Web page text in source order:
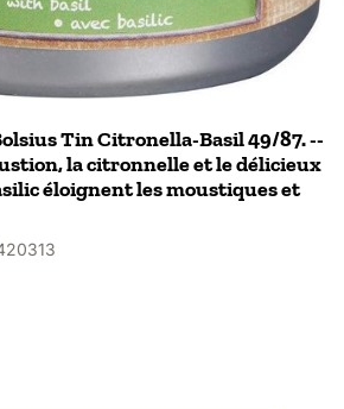
Tin Citronella-Basil 49/87. --
la citronnelle et le délicieux
éloignent les moustiques et